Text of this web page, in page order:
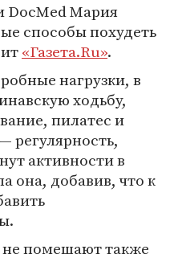
DocMed Мария
способы похудеть
«Газета.Ru».
нагрузки, в
ходьбу,
пилатес и
регулярность,
активности в
она, добавив, что к
не помешают также